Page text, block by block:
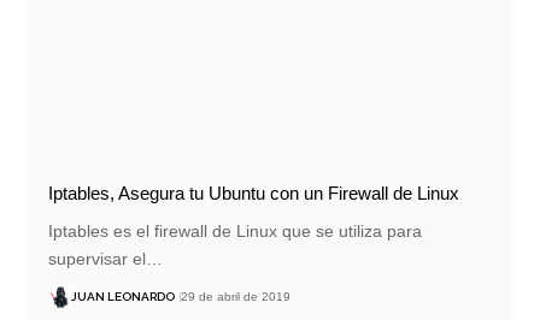
Iptables, Asegura tu Ubuntu con un Firewall de Linux
Iptables es el firewall de Linux que se utiliza para
supervisar el…
JUAN LEONARDO 29 de abril de 2019